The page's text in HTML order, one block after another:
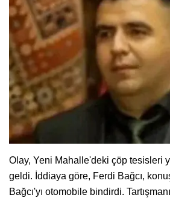
Olay, Yeni Mahalle'deki çöp tesisleri
geldi. İddiaya göre, Ferdi Bağcı,
Bağcı'yı otomobile bindirdi.